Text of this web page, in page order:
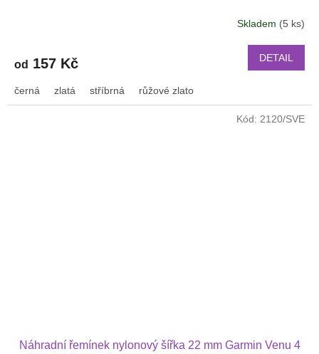
Skladem (5 ks)
od 157 Kč DETAIL
černá zlatá stříbrná růžové zlato
Náhradní řemínek nylonový šířka 22 mm Garmin Venu 4
Kód: 2120/SVE